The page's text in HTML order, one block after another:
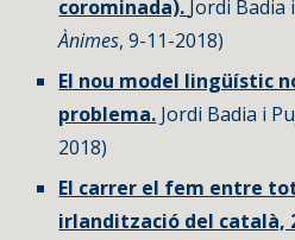
corominada). Jordi Badia
Ànimes, 9-11-2018)
El nou model lingüístic
problema. Jordi Badia i
2018)
El carrer el fem entre
irlandització del català,